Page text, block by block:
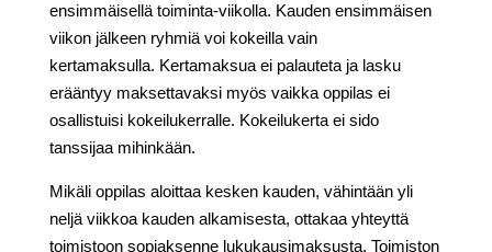
ensimmäisellä toiminta-viikolla. Kauden ensimmäisen
viikon jälkeen ryhmiä voi kokeilla vain
kertamaksulla. Kertamaksua ei palauteta ja lasku
erääntyy maksettavaksi myös vaikka oppilas ei
osallistuisi kokeilukerralle. Kokeilukerta ei sido
tanssijaa mihinkään.
Mikäli oppilas aloittaa kesken kauden, vähintään yli
neljä viikkoa kauden alkamisesta, ottakaa yhteyttä
toimistoon sopiaksenne lukukausimaksusta. Toimiston